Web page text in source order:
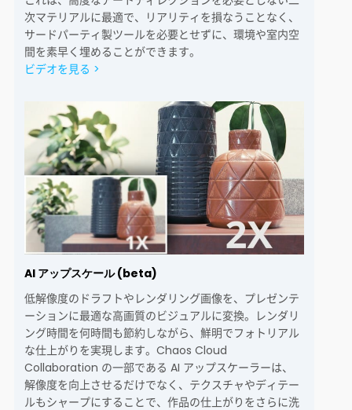
次マテリアルに最適で、リアリティを損なうことなく、
サードパーティ製ツールを必要とせずに、環境や室内空
間を素早く埋めることができます。
ビデオを見る >
AI アップスケール (beta)
低解像度のドラフトやレンダリング画像を、プレゼンテ
ーションに最適な高画質のビジュアルに変換。レンダリ
ング時間を何時間も節約しながら、鮮明でフォトリアル
な仕上がりを実現します。Chaos Cloud
Collaboration の一部である AI アップスケーラーは、
解像度を向上させるだけでなく、テクスチャやディテー
ルもシャープにすることで、作品の仕上がりをさらに洗